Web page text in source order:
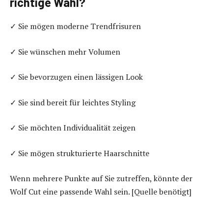
✓ Sie mögen moderne Trendfrisuren
✓ Sie wünschen mehr Volumen
✓ Sie bevorzugen einen lässigen Look
✓ Sie sind bereit für leichtes Styling
✓ Sie möchten Individualität zeigen
✓ Sie mögen strukturierte Haarschnitte
Wenn mehrere Punkte auf Sie zutreffen, könnte der
Wolf Cut eine passende Wahl sein. [Quelle benötigt]